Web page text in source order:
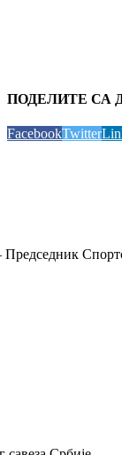
ПОДЕЛИТЕ СА
FacebookTwitter